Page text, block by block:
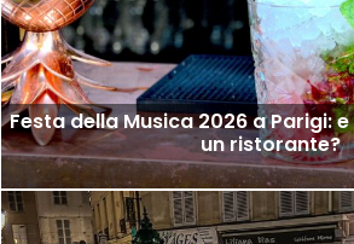
Festa della Musica 2026 a Parigi:
un ristorante?